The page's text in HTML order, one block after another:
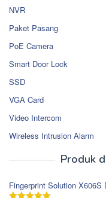
NVR
Paket Pasang
PoE Camera
Smart Door Lock
SSD
VGA Card
Video Intercom
Wireless Intrusion Alarm
Produk
Fingerprint Solution